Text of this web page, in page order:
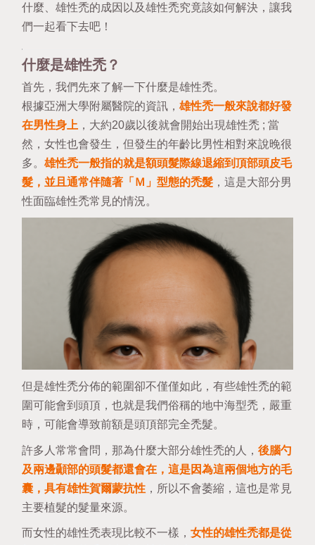
什麼、雄性禿的成因以及雄性禿究竟該如何解決，讓我
們一起看下去吧！
什麼是雄性禿？
首先，我們先來了解一下什麼是雄性禿。
根據亞洲大學附屬醫院的資訊，雄性禿一般來說都好發
在男性身上 ，大約20歲以後就會開始出現雄性禿 ; 當
然，女性也會發生，但發生的年齡比男性相對來說晚很
多。雄性禿一般指的就是額頭髮際線退縮到頂部頭皮毛
髮，並且通常伴隨著「Ｍ」型態的禿髮 ，這是大部分男
性面臨雄性禿常見的情況。
但是雄性禿分佈的範圍卻不僅僅如此，有些雄性禿的範
圍可能會到頭頂，也就是我們俗稱的地中海型禿，嚴重
時，可能會導致前額是頭頂部完全禿髮。
許多人常常會問，那為什麼大部分雄性禿的人，後腦勺
及兩邊顳部的頭髮都還會在，這是因為這兩個地方的毛
囊，具有雄性賀爾蒙抗性 ，所以不會萎縮，這也是常見
主要植髮的髮量來源。
而女性的雄性禿表現比較不一樣，女性的雄性禿都是從